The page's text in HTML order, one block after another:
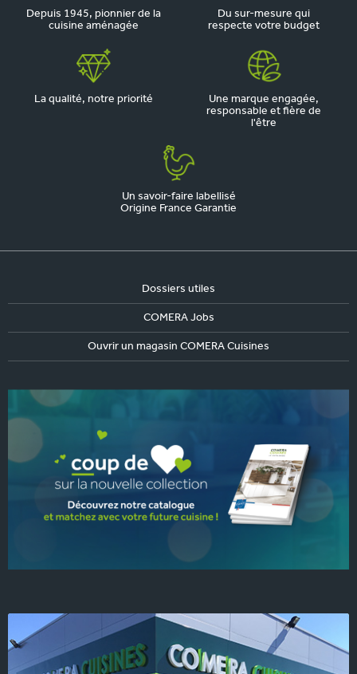
Depuis 1945, pionnier de la
cuisine aménagée
Du sur-mesure qui
respecte votre budget
La qualité, notre priorité
Une marque engagée,
responsable et fière de
l'être
Un savoir-faire labellisé
Origine France Garantie
Dossiers utiles
COMERA Jobs
Ouvrir un magasin COMERA Cuisines